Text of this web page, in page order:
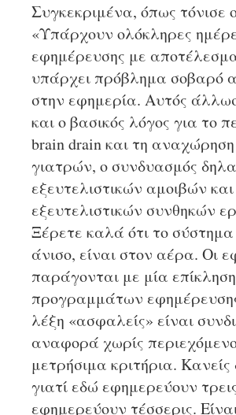
Συγκεκριμένα, όπως τόνισε
«Υπάρχουν ολόκληρες
εφημέρευσης με
υπάρχει πρόβλημα σοβαρό
στην εφημερία. Αυτός
και ο βασικός λόγος για το
brain drain και τη
γιατρών, ο συνδυασμός
εξευτελιστικών αμοιβών και
εξευτελιστικών συνθηκών
Ξέρετε καλά ότι το σύστημα
άνισο, είναι στον αέρα. Οι
παράγονται με μία
προγραμμάτων
λέξη «ασφαλείς» είναι
αναφορά χωρίς
μετρήσιμα κριτήρια. Κανείς
γιατί εδώ εφημερεύουν
εφημερεύουν τέσσερις.